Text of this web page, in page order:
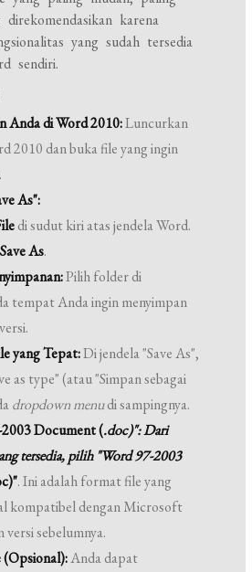
karena
yang sudah tersedia
sendiri.
Anda di Word 2010:Luncurkan
2010 dan buka file yang ingin
As":
di sudut kiri atas jendela Word.
Save As.
Pilih folder di
tempat Anda ingin menyimpan
yang Tepat:Di jendela "Save As",
as type" (atau "Simpan sebagai
dropdown menudi sampingnya.
Document (.doc)":Dari
tersedia, pilih "Word 97-2003
. Ini adalah format file yang
kompatibel dengan Microsoft
versi sebelumnya.
(Opsional):Anda dapat